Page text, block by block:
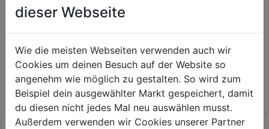
WEITERE PRODUKTE AUS DIESER
KATEGORIE
dieser Webseite
Wie die meisten Webseiten verwenden auch wir
Cookies um deinen Besuch auf der Website so
angenehm wie möglich zu gestalten. So wird zum
Beispiel dein ausgewählter Markt gespeichert, damit
du diesen nicht jedes Mal neu auswählen musst.
Außerdem verwenden wir Cookies unserer Partner